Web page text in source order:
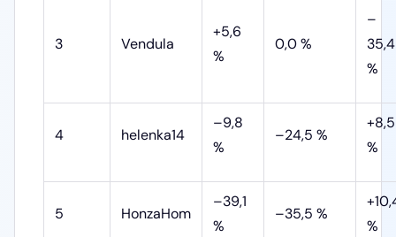
3 Vendula
+5,6
%
0,0 %
–
35,4
%
4 helenka14
–9,8
%
–24,5 %
+8,5
%
5 HonzaHom
–39,1
%
–35,5 %
%